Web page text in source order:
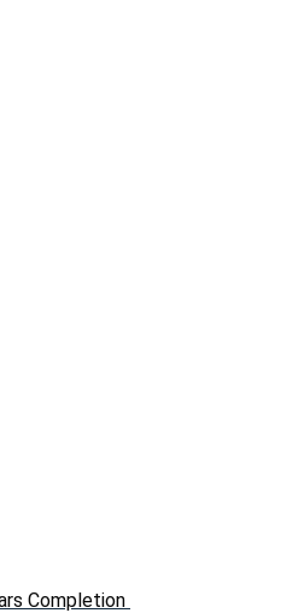
Completion